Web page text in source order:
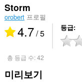
Storm
orobert프로필
4.7/ 5 등급
총 등급 수:42
미리보기